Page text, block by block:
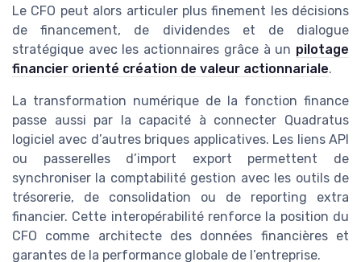
Le CFO peut alors articuler plus finement les décisions
de financement, de dividendes et de dialogue
stratégique avec les actionnaires grâce à un pilotage
financier orienté création de valeur actionnariale.
La transformation numérique de la fonction finance
passe aussi par la capacité à connecter Quadratus
logiciel avec d’autres briques applicatives. Les liens API
ou passerelles d’import export permettent de
synchroniser la comptabilité gestion avec les outils de
trésorerie, de consolidation ou de reporting extra
financier. Cette interopérabilité renforce la position du
CFO comme architecte des données financières et
garantes de la performance globale de l’entreprise.